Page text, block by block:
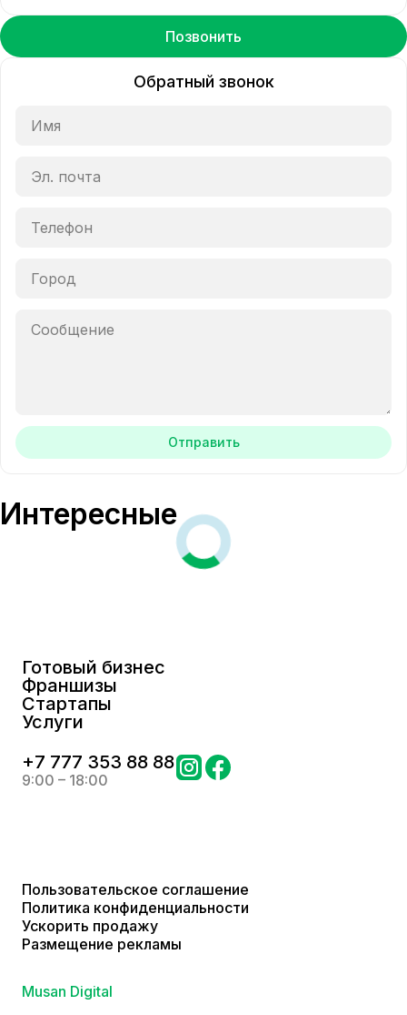
Позвонить
Обратный звонок
Отправить
Интересные
Готовый бизнес
Франшизы
Стартапы
Услуги
+7 777 353 88 88
9:00 – 18:00
Пользовательское соглашение
Политика конфиденциальности
Ускорить продажу
Размещение рекламы
Musan Digital